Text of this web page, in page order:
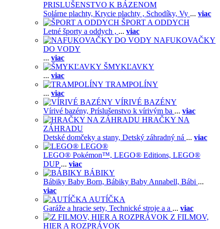
PRISLUŠENSTVO K BÁZENOM
Solárne plachty, Krycie plachty , Schodíky, Vy ... viac
ŠPORT A ODDYCH
Letné športy a oddych , ... viac
NAFUKOVAČKY
DO VODY
... viac
ŠMYKĽAVKY
... viac
TRAMPOLÍNY
... viac
VÍRIVÉ BAZÉNY
Vírivé bazény, Príslušenstvo k vírivým ba ... viac
HRAČKY NA
ZÁHRADU
Detské domčeky a stany, Detský záhradný ná ... viac
LEGO®
LEGO® Pokémon™, LEGO® Editions, LEGO®
DUP ... viac
BÁBIKY
Bábiky Baby Born, Bábiky Baby Annabell, Bábi ...
viac
AUTÍČKA
Garáže a hracie sety, Technické stroje a a ... viac
Z FILMOV,
HIER A ROZPRÁVOK